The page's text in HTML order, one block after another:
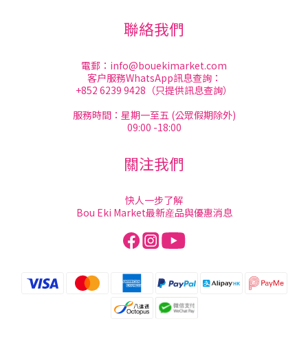
聯絡我們
電郵： info@bouekimarket.com
客户服務WhatsApp訊息查詢：
+852 6239 9428（只提供訊息查詢）
服務時間：星期一至五 (公眾假期除外)
09:00 -18:00
關注我們
快人一步了解
Bou Eki Market最新産品與優惠消息